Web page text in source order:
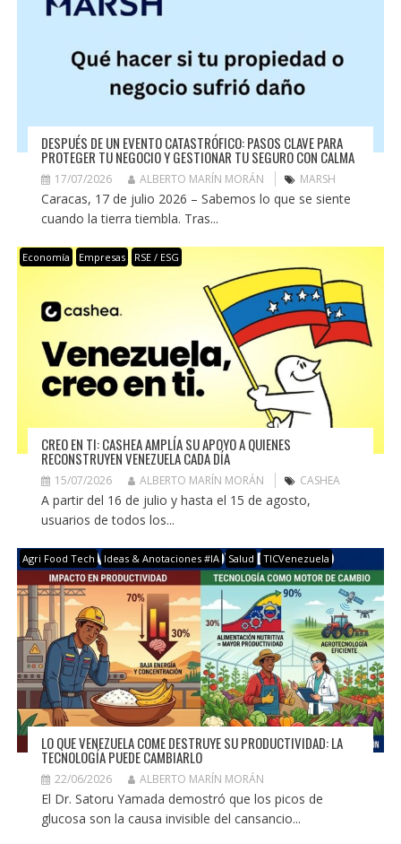
DESPUÉS DE UN EVENTO CATASTRÓFICO: PASOS CLAVE PARA
PROTEGER TU NEGOCIO Y GESTIONAR TU SEGURO CON CALMA
17/07/2026 ALBERTO MARÍN MORÁN MARSH
Caracas, 17 de julio 2026 – Sabemos lo que se siente
cuando la tierra tiembla. Tras...
Economía Empresas RSE / ESG
CREO EN TI: CASHEA AMPLÍA SU APOYO A QUIENES
RECONSTRUYEN VENEZUELA CADA DÍA
15/07/2026 ALBERTO MARÍN MORÁN CASHEA
A partir del 16 de julio y hasta el 15 de agosto,
usuarios de todos los...
Agri Food Tech Ideas & Anotaciones #IA Salud TICVenezuela
LO QUE VENEZUELA COME DESTRUYE SU PRODUCTIVIDAD: LA
TECNOLOGÍA PUEDE CAMBIARLO
22/06/2026 ALBERTO MARÍN MORÁN
El Dr. Satoru Yamada demostró que los picos de
glucosa son la causa invisible del cansancio...